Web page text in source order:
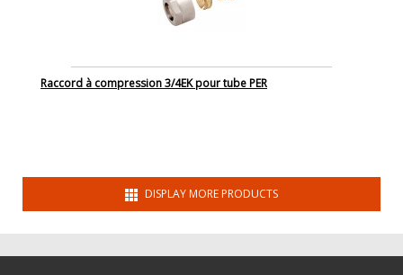
Raccord à compression 3/4EK pour tube PER
DISPLAY MORE PRODUCTS